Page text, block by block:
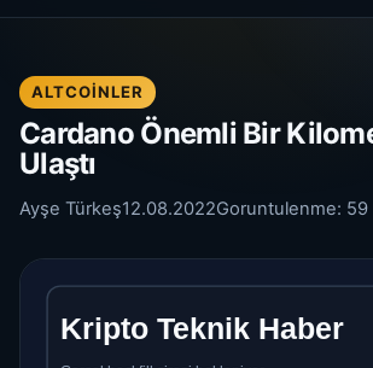
ALTCOINLER
Cardano Önemli Bir
Ulaştı
Ayşe Türkeş12.08.2022Goruntulenme: 59